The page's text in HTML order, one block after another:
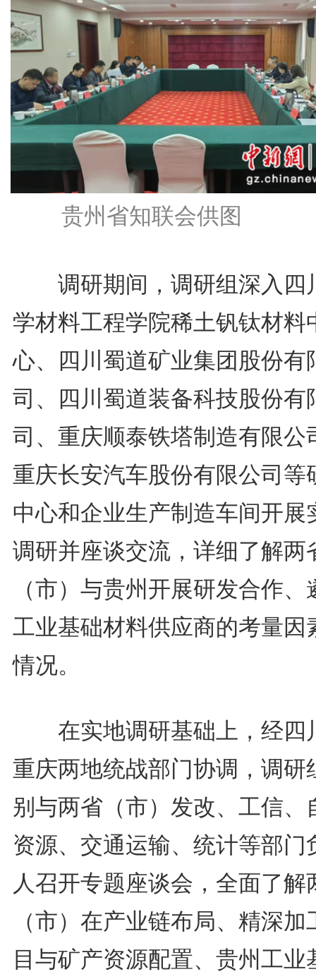
贵州省知联会供图
调研期间，调研组深入四
学材料工程学院稀土钒钛材料
心、四川蜀道矿业集团股份有
司、四川蜀道装备科技股份有
司、重庆顺泰铁塔制造有限公
重庆长安汽车股份有限公司等
中心和企业生产制造车间开展
调研并座谈交流，详细了解两
（市）与贵州开展研发合作、
工业基础材料供应商的考量因
情况。
在实地调研基础上，经四
重庆两地统战部门协调，调研
别与两省（市）发改、工信、
资源、交通运输、统计等部门
人召开专题座谈会，全面了解
（市）在产业链布局、精深加
目与矿产资源配置、贵州工业